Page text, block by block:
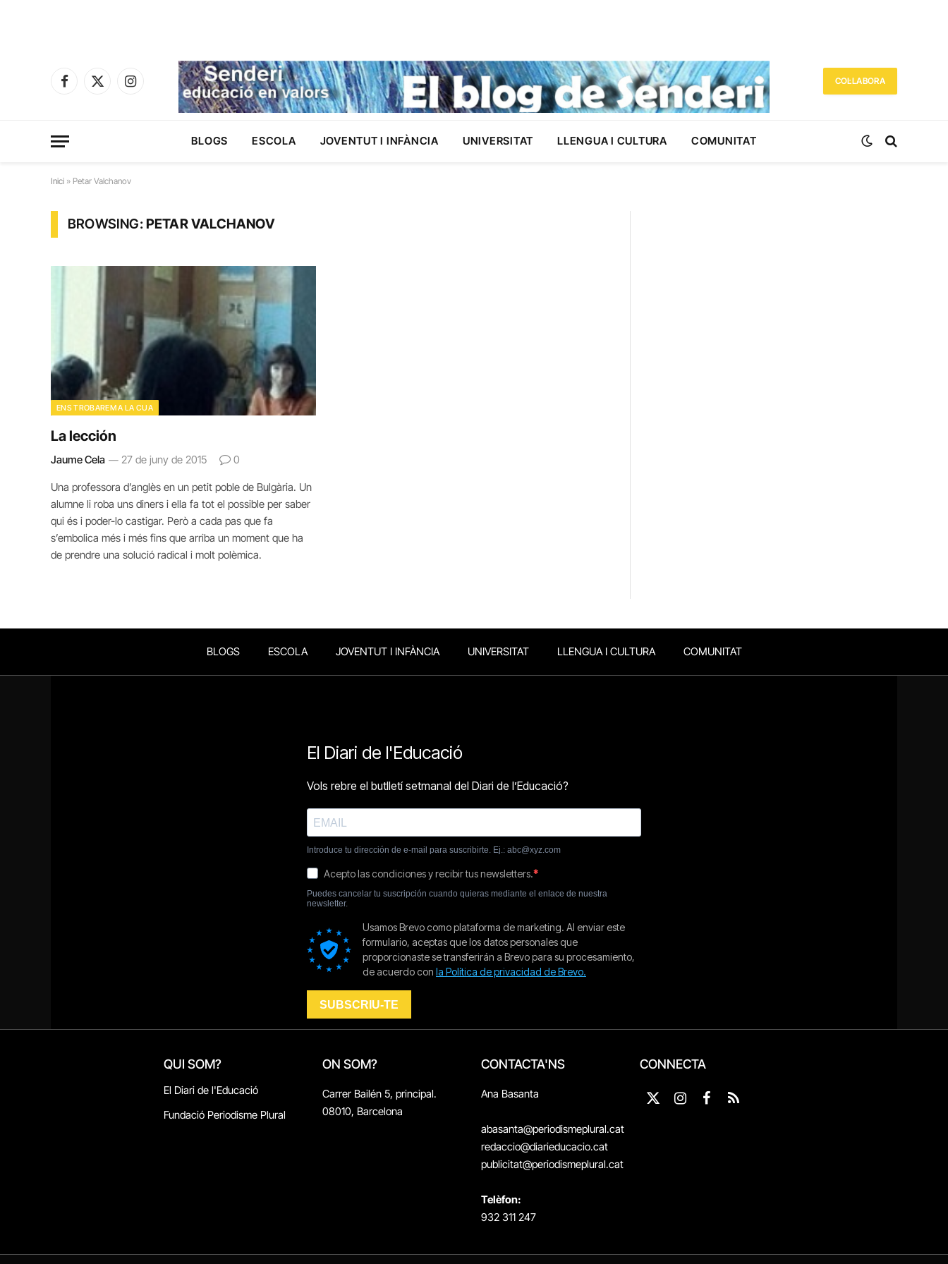
Facebook
X
Instagram
COL·LABORA
BLOGS ESCOLA JOVENTUT I INFÀNCIA UNIVERSITAT LLENGUA I CULTURA COMUNITAT
Inici » Petar Valchanov
BROWSING:PETAR VALCHANOV
ENS TROBAREM A LA CUA
La lección
Jaume Cela 27 de juny de 2015 0
Una professora d’anglès en un petit poble de Bulgària. Un
alumne li roba uns diners i ella fa tot el possible per saber
qui és i poder-lo castigar. Però a cada pas que fa
s’embolica més i més fins que arriba un moment que ha
de prendre una solució radical i molt polèmica.
BLOGS ESCOLA JOVENTUT I INFÀNCIA UNIVERSITAT LLENGUA I CULTURA COMUNITAT
QUI SOM?
El Diari de l'Educació
Fundació Periodisme Plural
ON SOM?
Carrer Bailén 5, principal.
08010, Barcelona
CONTACTA'NS
Ana Basanta
abasanta@periodismeplural.cat
redaccio@diarieducacio.cat
publicitat@periodismeplural.cat
Telèfon:
932 311 247
CONNECTA
X
InstagramFacebook
RSS